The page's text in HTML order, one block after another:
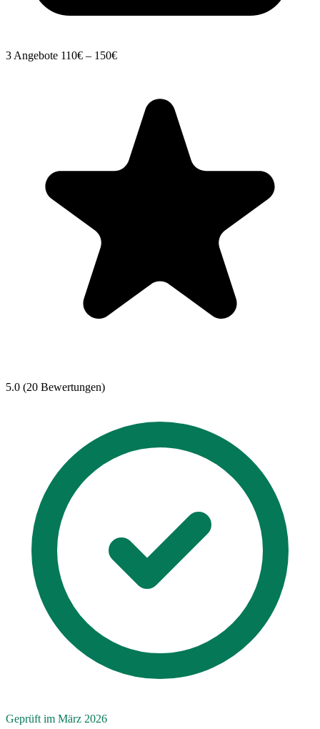
3 Angebote 110€ – 150€
5.0 (20 Bewertungen)
Geprüft im März 2026